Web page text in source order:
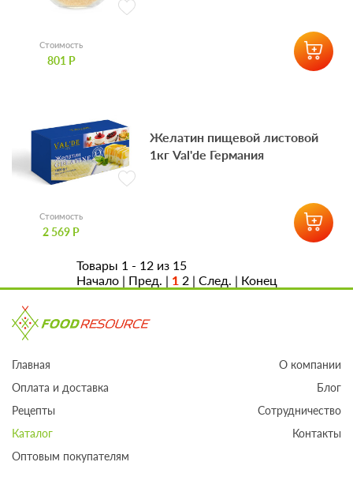
Стоимость
801 Р
Желатин пищевой листовой
1кг Val'de Германия
Стоимость
2 569 Р
Товары 1 - 12 из 15
Начало | Пред. | 1 2| След. | Конец
Главная
О компании
Оплата и доставка
Блог
Рецепты
Сотрудничество
Каталог
Контакты
Оптовым покупателям